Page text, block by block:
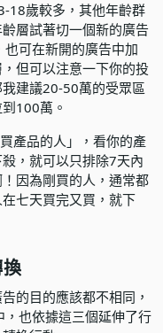
18歲較多，其他年齡群
層試著切一個新的廣告
可在新開的廣告中加
但可以注意一下你的投
建議20-50萬的受眾區
100萬。
產品的人」，看你的產
，就可以只排除7天內
因為剛買的人，通常都
七天買完又買，就下
的目的應該都不相同，
也依據這三個延伸了行